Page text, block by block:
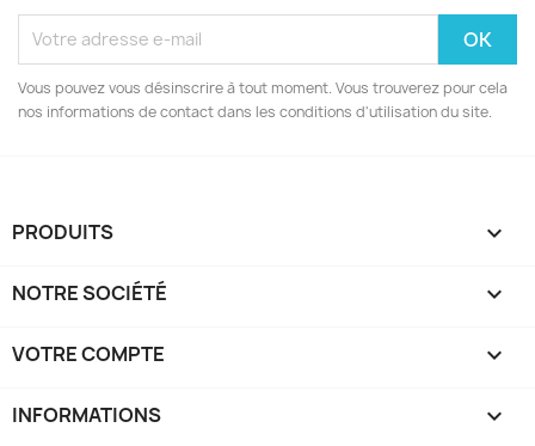
Vous pouvez vous désinscrire à tout moment. Vous trouverez pour cela
nos informations de contact dans les conditions d'utilisation du site.
PRODUITS 
NOTRE SOCIÉTÉ 
VOTRE COMPTE 
INFORMATIONS keyboard_arrow_down